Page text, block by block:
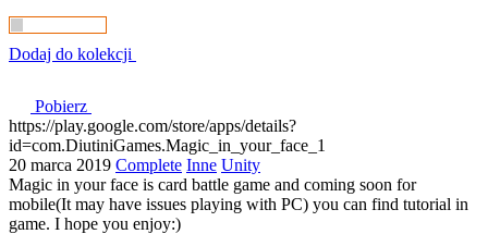
Dodaj do kolekcji
Pobierz
https://play.google.com/store/apps/details?
id=com.DiutiniGames.Magic_in_your_face_1
20 marca 2019 Complete Inne Unity
Magic in your face is card battle game and coming soon for
mobile(It may have issues playing with PC) you can find tutorial in
game. I hope you enjoy:)